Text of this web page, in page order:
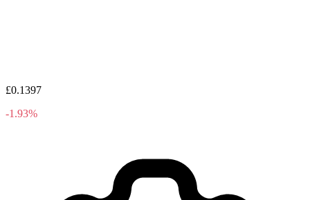
£0.1397
-1.93%